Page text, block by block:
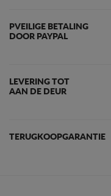
PVEILIGE BETALING
DOOR PAYPAL
LEVERING TOT
AAN DE DEUR
TERUGKOOPGARANTIE